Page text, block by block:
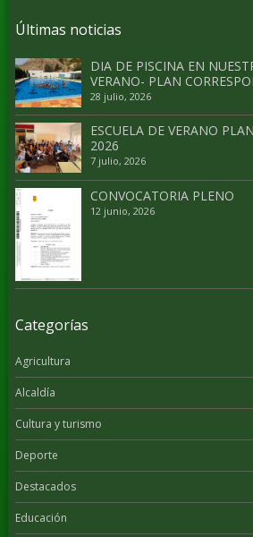
Últimas noticias
DIA DE PISCINA EN
VERANO- PLAN
28 julio, 2026
ESCUELA DE VERANO
2026
7 julio, 2026
CONVOCATORIA PLENO
12 junio, 2026
Categorías
Agricultura
Alcaldía
Cultura y turismo
Deporte
Destacados
Educación